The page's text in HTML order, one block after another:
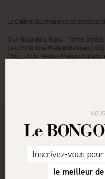
Le Coffret Gourmandise se compose
D'un Beaujolais Blanc - Terres
de lomo Ibrique Maison Berman
(90gr), d'un Jesus - Maison
Ces produits
Le
Inscrivez-vous
le meilleur